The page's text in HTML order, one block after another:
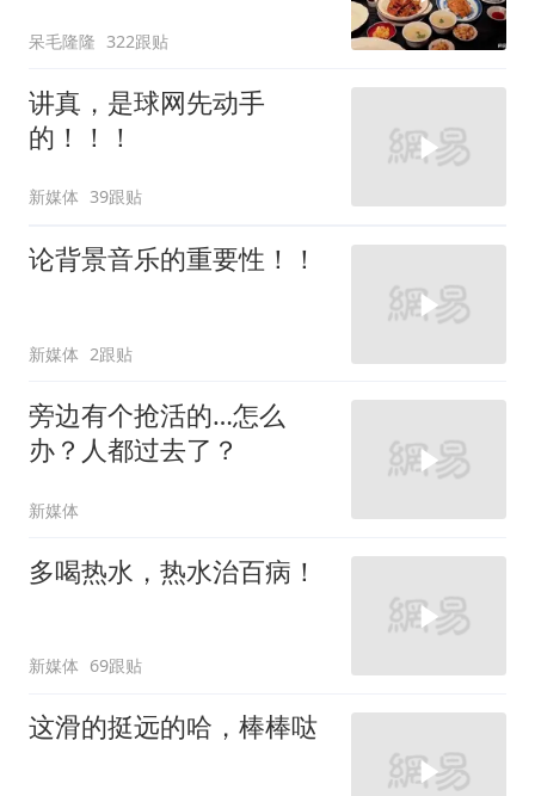
呆毛隆隆 322跟贴
讲真，是球网先动手
的！！！
新媒体 39跟贴
论背景音乐的重要性！！
新媒体 2跟贴
旁边有个抢活的…怎么
办？人都过去了？
新媒体
多喝热水，热水治百病！
新媒体 69跟贴
这滑的挺远的哈，棒棒哒